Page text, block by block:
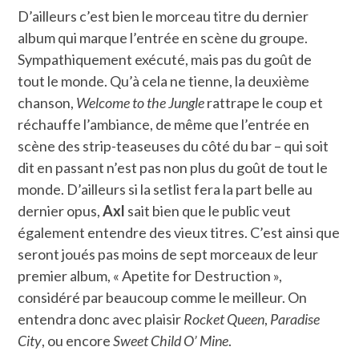
D’ailleurs c’est bien le morceau titre du dernier
album qui marque l’entrée en scène du groupe.
Sympathiquement exécuté, mais pas du goût de
tout le monde. Qu’à cela ne tienne, la deuxième
chanson, Welcome to the Junglerattrape le coup et
réchauffe l’ambiance, de même que l’entrée en
scène des strip-teaseuses du côté du bar – qui soit
dit en passant n’est pas non plus du goût de tout le
monde. D’ailleurs si la setlist fera la part belle au
dernier opus,Axl sait bien que le public veut
également entendre des vieux titres. C’est ainsi que
seront joués pas moins de sept morceaux de leur
premier album, « Apetite for Destruction »,
considéré par beaucoup comme le meilleur. On
entendra donc avec plaisirRocket Queen, Paradise
City, ou encoreSweet Child O’ Mine.